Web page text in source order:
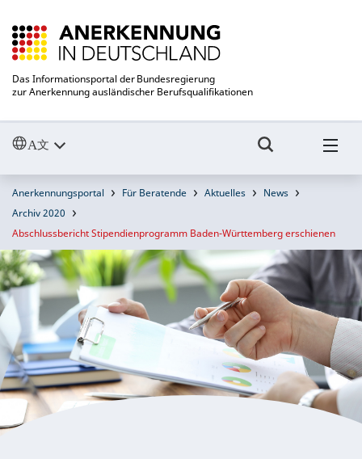
Das Informationsportal der Bundesregierung
zur Anerkennung ausländischer Berufsqualifikationen
Anerkennungsportal Für Beratende Aktuelles
News
Archiv 2020
Abschlussbericht Stipendienprogramm Baden-Württemberg erschienen